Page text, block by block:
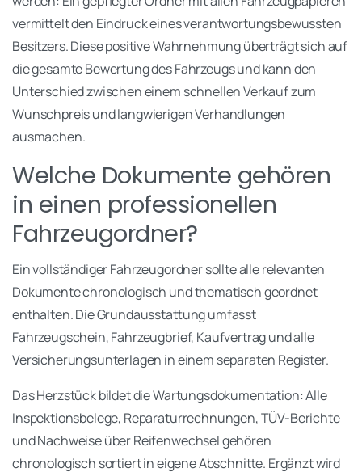
vermittelt den Eindruck eines verantwortungsbewussten
Besitzers. Diese positive Wahrnehmung überträgt sich auf
die gesamte Bewertung des Fahrzeugs und kann den
Unterschied zwischen einem schnellen Verkauf zum
Wunschpreis und langwierigen Verhandlungen
ausmachen.
Welche Dokumente gehören
in einen professionellen
Fahrzeugordner?
Ein vollständiger Fahrzeugordner sollte alle relevanten
Dokumente chronologisch und thematisch geordnet
enthalten. Die Grundausstattung umfasst
Fahrzeugschein, Fahrzeugbrief, Kaufvertrag und alle
Versicherungsunterlagen in einem separaten Register.
Das Herzstück bildet die Wartungsdokumentation: Alle
Inspektionsbelege, Reparaturrechnungen, TÜV-Berichte
und Nachweise über Reifenwechsel gehören
chronologisch sortiert in eigene Abschnitte. Ergänzt wird